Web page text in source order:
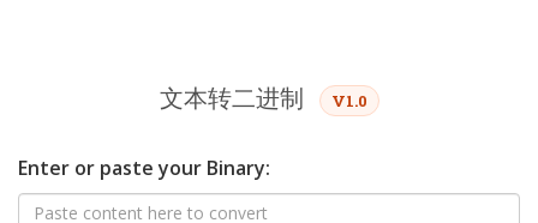
文本转二进制 V1.0
Enter or paste your Binary: